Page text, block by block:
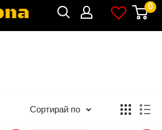
0
Сортирай по